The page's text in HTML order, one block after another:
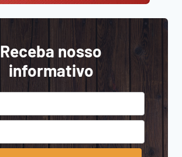
Receba nosso
informativo